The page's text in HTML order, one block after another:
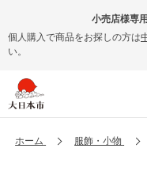
小売店様専
個人購入で商品をお探しの方は
い。
ホーム 服飾・小物